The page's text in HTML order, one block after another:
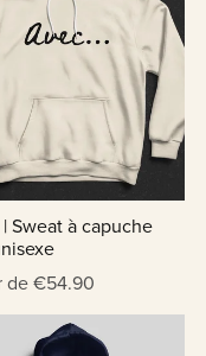
Sweat à capuche
de €54.90